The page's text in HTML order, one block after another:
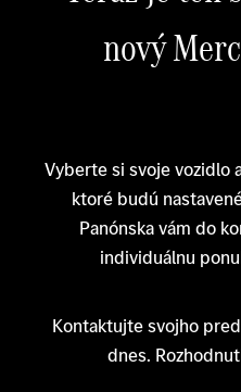
nový
Vyberte si svoje vozidlo
ktoré budú
Panónska vám do
individuálnu
Kontaktujte svojho
dnes.